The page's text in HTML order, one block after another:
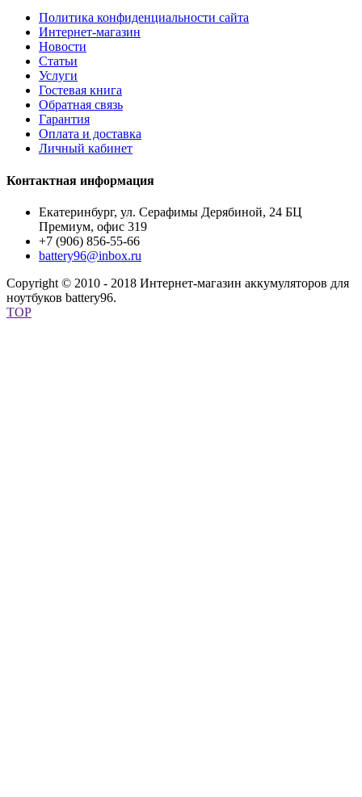
Политика конфиденциальности сайта
Интернет-магазин
Новости
Статьи
Услуги
Гостевая книга
Обратная связь
Гарантия
Оплата и доставка
Личный кабинет
Контактная информация
Екатеринбург, ул. Серафимы Дерябиной, 24 БЦ
Премиум, офис 319
+7 (906) 856-55-66
battery96@inbox.ru
Copyright © 2010 - 2018 Интернет-магазин аккумуляторов для
ноутбуков battery96.
TOP